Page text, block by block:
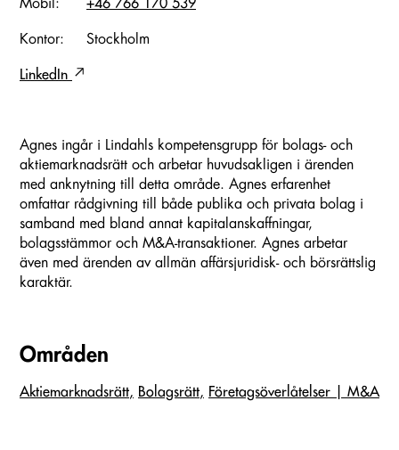
Mobil: +46 766 170 539
Kontor: Stockholm
LinkedIn
Agnes ingår i Lindahls kompetensgrupp för bolags- och
aktiemarknadsrätt och arbetar huvudsakligen i ärenden
med anknytning till detta område. Agnes erfarenhet
omfattar rådgivning till både publika och privata bolag i
samband med bland annat kapitalanskaffningar,
bolagsstämmor och M&A-transaktioner. Agnes arbetar
även med ärenden av allmän affärsjuridisk- och börsrättslig
karaktär.
Områden
Aktiemarknadsrätt Bolagsrätt Företags­överlåtelser | M&A